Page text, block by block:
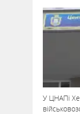
У ЦНАПі